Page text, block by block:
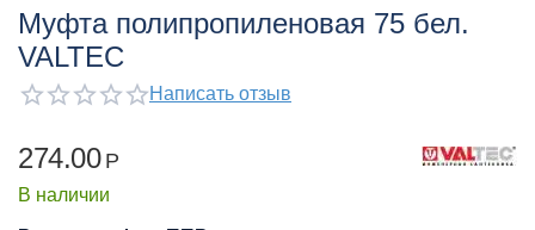
Муфта полипропиленовая 75 бел.
VALTEC
Написать отзыв
274.00 Р
В наличии